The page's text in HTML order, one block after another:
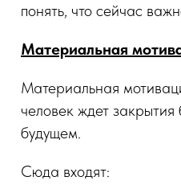
понять, что сейчас
Материальная
Материальная
человек ждет закрытия
будущем.
Сюда входят: